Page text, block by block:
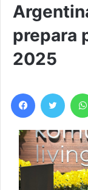
prepara
2025
Facebook